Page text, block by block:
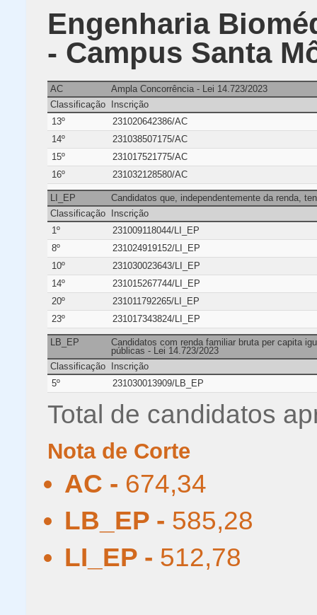
Engenharia
- Campus Santa
AC
Ampla Concorrência - Lei 14.723/2023
Classificação
Inscrição
13º
231020642386/AC
14º
231038507175/AC
15º
231017521775/AC
16º
231032128580/AC
LI_EP
Candidatos que, independentemente da renda,
Classificação
Inscrição
1º
231009118044/LI_EP
8º
231024919152/LI_EP
10º
231030023643/LI_EP
14º
231015267744/LI_EP
20º
231011792265/LI_EP
23º
231017343824/LI_EP
LB_EP
Candidatos com renda familiar bruta per capita
públicas - Lei 14.723/2023
Classificação
Inscrição
5º
231030013909/LB_EP
Total de candidatos
Nota de Corte
AC - 674,34
LB_EP - 585,28
LI_EP - 512,78